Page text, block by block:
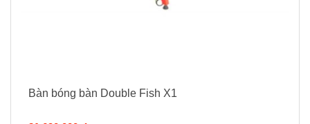
Bàn bóng bàn Double Fish X1